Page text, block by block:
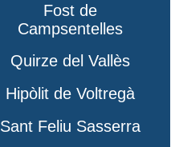
Fost de
Campsentelles
Quirze del Vallès
Hipòlit de Voltregà
Sant Feliu Sasserra